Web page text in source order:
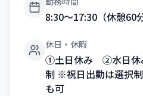
8:30～17:30（休憩60分
休日・休暇
①土日休み ②水日
制 ※祝日出勤は選択
も可